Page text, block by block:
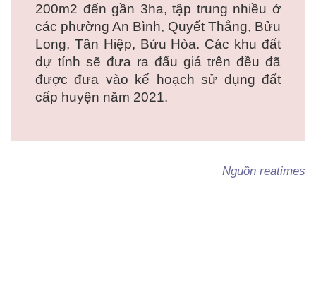
200m2 đến gần 3ha, tập trung nhiều ở
các phường An Bình, Quyết Thắng, Bửu
Long, Tân Hiệp, Bửu Hòa. Các khu đất
dự tính sẽ đưa ra đấu giá trên đều đã
được đưa vào kế hoạch sử dụng đất
cấp huyện năm 2021.
Nguồn reatimes